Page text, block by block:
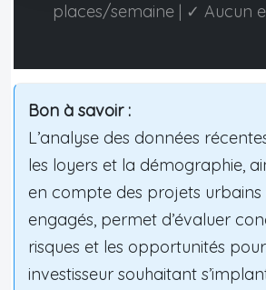
places/semaine | ✓ Aucun
Bon à savoir :
L’analyse des données
les loyers et la démographie,
en compte des projets
engagés, permet d’évaluer
risques et les opportunités
investisseur souhaitant